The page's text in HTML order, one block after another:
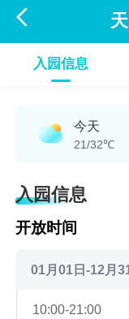

入园信息
今天
21/32℃
入园信息
开放时间
01月01日-12月
10:00-21:00